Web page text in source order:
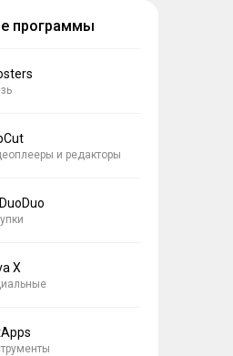
программы
и редакторы
X